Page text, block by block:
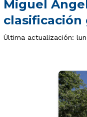
Miguel
clasificación
Última actualización: